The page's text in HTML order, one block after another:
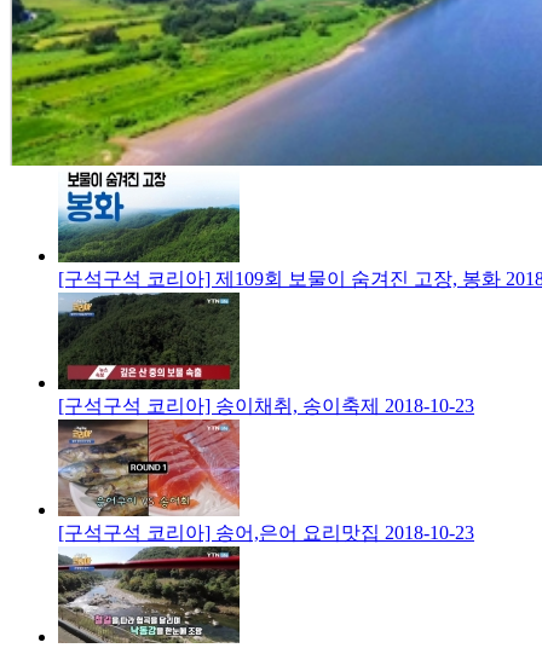
[구석구석 코리아] 제109회 보물이 숨겨진 고장, 봉화
[구석구석 코리아] 송이채취, 송이축제 2018-10-23
[구석구석 코리아] 송어,은어 요리맛집 2018-10-23